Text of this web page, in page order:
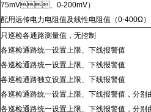
75mV、0-200mV）
配用远传电力电阻值及线性电阻值（0-400Ω）
只巡检各通路测量值，无控制
各巡检通路统一设置上限、下线报警值
各巡检通路统一设置上限、下线报警值
各巡检通路独立设置上限、下线报警值
各巡检通路统一设置上限、下线报警值，
各巡检通路统一设置上限、下线报警值，